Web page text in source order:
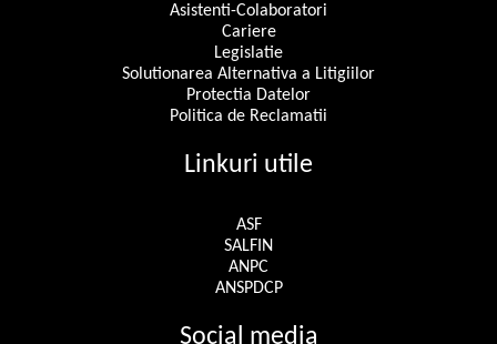
Asistenti-Colaboratori
Cariere
Legislatie
Solutionarea Alternativa a Litigiilor
Protectia Datelor
Politica de Reclamatii
Linkuri utile
ASF
SALFIN
ANPC
ANSPDCP
Social media